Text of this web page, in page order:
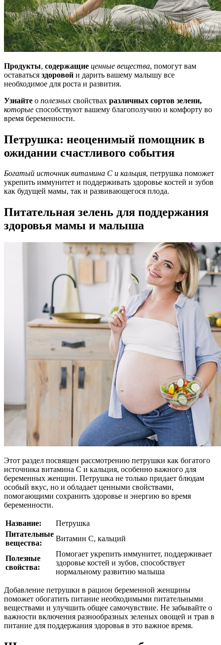
Продукты, содержащие ценные веществa, помогут вам
оставаться здоровой и дарить вашему малышу все
необходимое для роста и развития.
Узнайте о полезных свойствах различных сортов зелени,
которые способствуют вашему благополучию и комфорту во
время беременности.
Петрушка: неоценимый помощник в
ожидании счастливого события
Богатый источник витамина C и кальция, петрушка поможет
укрепить иммунитет и поддерживать здоровье костей и зубов
как будущей мамы, так и развивающегося плода.
Питательная зелень для поддержания
здоровья мамы и малыша
Этот раздел посвящен рассмотрению петрушки как богатого
источника витамина C и кальция, особенно важного для
беременных женщин. Петрушка не только придает блюдам
особый вкус, но и обладает ценными свойствами,
помогающими сохранить здоровье и энергию во время
беременности.
Название:
Петрушка
Питательные
вещества:
Витамин C, кальций
Полезные
свойства:
Помогает укрепить иммунитет, поддерживает
здоровье костей и зубов, способствует
нормальному развитию малыша
Добавление петрушки в рацион беременной женщины
поможет обогатить питание необходимыми питательными
веществами и улучшить общее самочувствие. Не забывайте о
важности включения разнообразных зеленых овощей и трав в
питание для поддержания здоровья в это важное время.